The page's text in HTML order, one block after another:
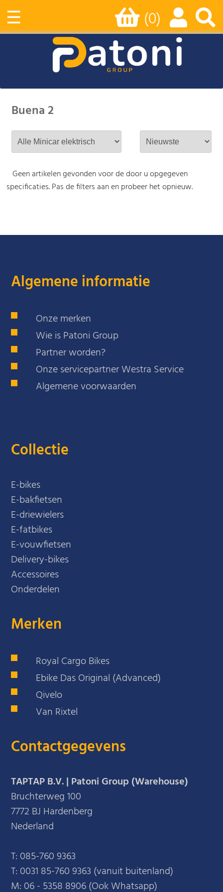
☰ (0)
Buena 2
Geen artikelen gevonden voor de door u opgegeven
specificaties. Pas de filters aan en probeer het opnieuw.
Algemene informatie
Onze merken
Wie is Patoni Group
Partner worden?
Onze servicepartner Westra Service
Algemene voorwaarden
Collectie
E-bikes
E-bakfietsen
E-driewielers
E-fatbikes
E-vouwfietsen
Delivery-bikes
Accessoires
Onderdelen
Merken
Royal Cargo Bikes
Ebike Das Original (Advanced)
Qivelo
Van Rixtel
Contactgegevens
TAPTAP B.V. | Patoni Group (Warehouse)
Bruchterweg 100
7772 BJ Hardenberg
Nederland
T: 085-760 9363
T: 0031 85-760 9363 (vanuit buitenland)
M: 06 - 5358 8906 (Ook Whatsapp)